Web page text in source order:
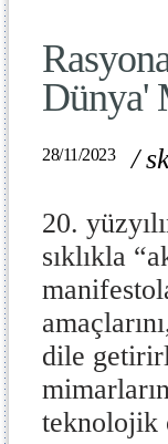
Dünya'
28/11/2023 /
20.
sıklıkla
dile
teknolojik